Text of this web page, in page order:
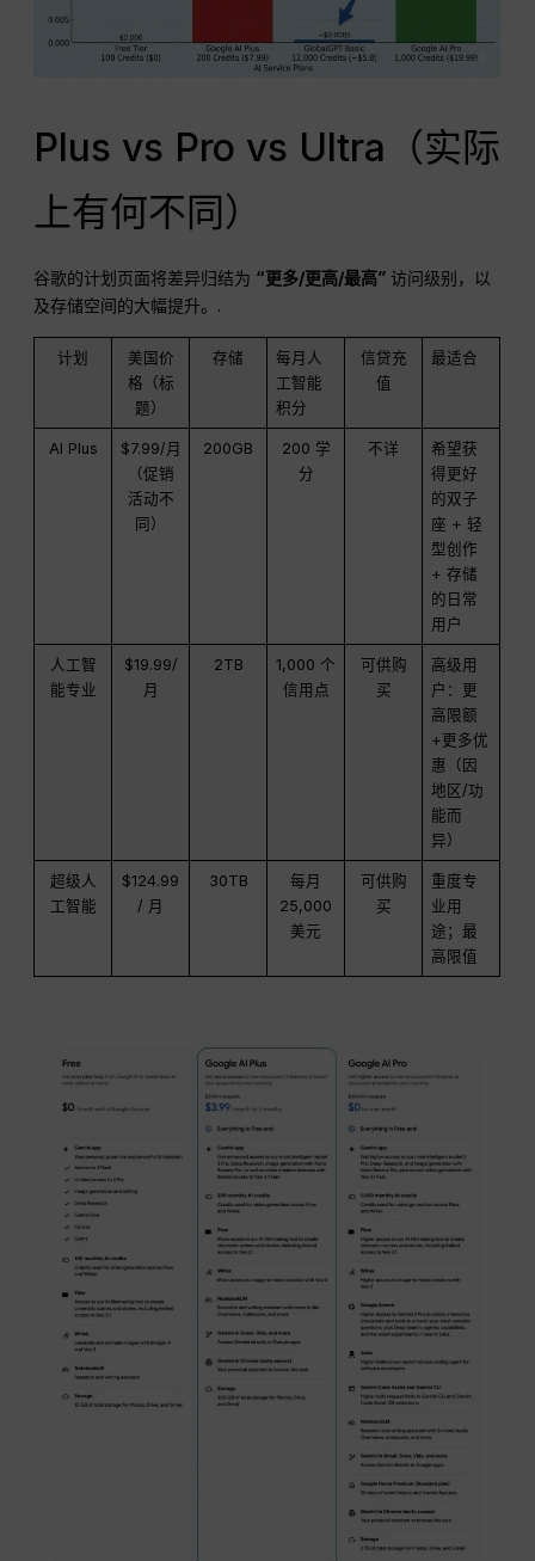
Plus vs Pro vs Ultra（实际
上有何不同）
谷歌的计划页面将差异归结为 “更多/更高/最高” 访问级别，以
及存储空间的大幅提升。.
计划
美国价
格（标
题）
存储
每月人
工智能
积分
信贷充
值
最适合
AI Plus
$7.99/月
（促销
活动不
同）
200GB
200 学
分
不详
希望获
得更好
的双子
座 + 轻
型创作
+ 存储
的日常
用户
人工智
能专业
$19.99/
月
2TB
1,000 个
信用点
可供购
买
高级用
户：更
高限额
+更多优
惠（因
地区/功
能而
异）
超级人
工智能
$124.99
/ 月
30TB
每月
25,000
美元
可供购
买
重度专
业用
途；最
高限值